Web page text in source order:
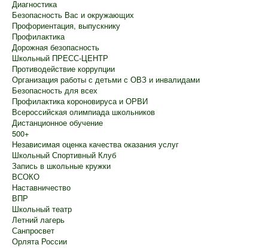
Роспотребнадзор информирует
Школьный лагерь
Диагностика
Безопасность Вас и окружающих
Профориентация, выпускнику
Профилактика
Дорожная безопасность
Школьный ПРЕСС-ЦЕНТР
Противодействие коррупции
Организация работы с детьми с ОВЗ и инвалидами
Безопасность для всех
Профилактика короновируса и ОРВИ
Всероссийская олимпиада школьников
Дистанционное обучение
500+
Независимая оценка качества оказания услуг
Школьный Спортивный Клуб
Запись в школьные кружки
ВСОКО
Наставничество
ВПР
Школьный театр
Летний лагерь
Санпросвет
Орлята России